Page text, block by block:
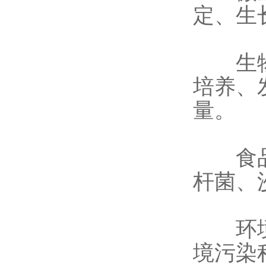
定、生
生物
培养、
量。
食品
杆菌、
环境
境污染